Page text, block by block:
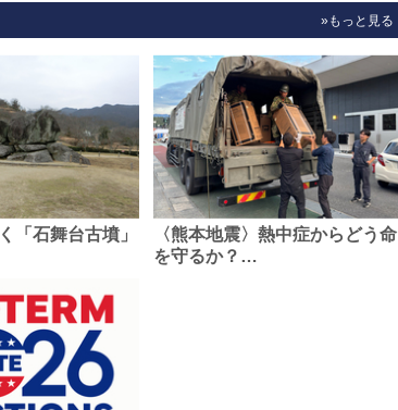
»もっと見る
「石舞台古墳」
〈熊本地震〉熱中症からどう命
を守るか？…